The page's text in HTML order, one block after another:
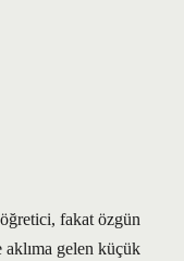
fakat özgün
aklıma gelen küçük